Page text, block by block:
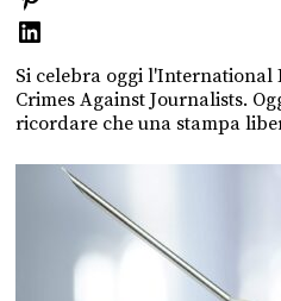
Si celebra oggi
Crimes Against Journalists.
ricordare che una stampa